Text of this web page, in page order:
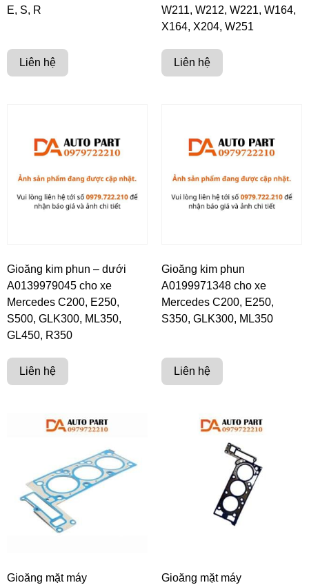
E, S, R
Liên hệ
W211, W212, W221, W164,
X164, X204, W251
Liên hệ
Gioăng kim phun – dưới
A0139979045 cho xe
Mercedes C200, E250,
S500, GLK300, ML350,
GL450, R350
Liên hệ
Gioăng kim phun
A0199971348 cho xe
Mercedes C200, E250,
S350, GLK300, ML350
Liên hệ
Gioăng mặt máy
Gioăng mặt máy